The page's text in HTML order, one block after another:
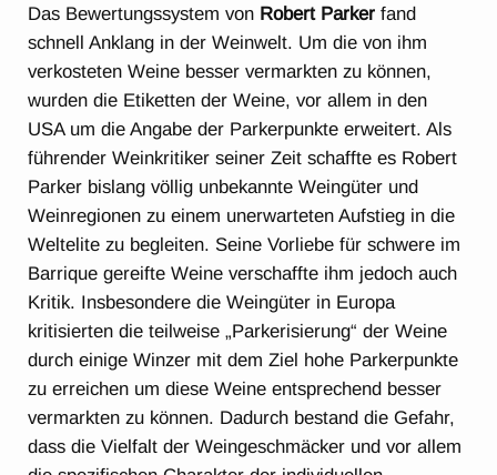
Das Bewertungssystem von Robert Parker fand
schnell Anklang in der Weinwelt. Um die von ihm
verkosteten Weine besser vermarkten zu können,
wurden die Etiketten der Weine, vor allem in den
USA um die Angabe der Parkerpunkte erweitert. Als
führender Weinkritiker seiner Zeit schaffte es Robert
Parker bislang völlig unbekannte Weingüter und
Weinregionen zu einem unerwarteten Aufstieg in die
Weltelite zu begleiten. Seine Vorliebe für schwere im
Barrique gereifte Weine verschaffte ihm jedoch auch
Kritik. Insbesondere die Weingüter in Europa
kritisierten die teilweise „Parkerisierung“ der Weine
durch einige Winzer mit dem Ziel hohe Parkerpunkte
zu erreichen um diese Weine entsprechend besser
vermarkten zu können. Dadurch bestand die Gefahr,
dass die Vielfalt der Weingeschmäcker und vor allem